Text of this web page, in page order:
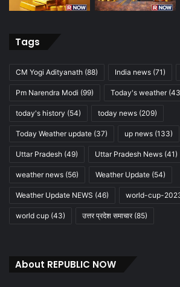
Tags
CM Yogi Adityanath (88) India news (71)
Pm Narendra Modi (99) Today's weather
today's history (54) today news (209)
Today Weather update (37) up news (133)
Uttar Pradesh (49) Uttar Pradesh News (41)
weather news (56) Weather Update (54)
Weather Update NEWS (46) world-cup-
world cup (43) उत्तर प्रदेश समाचार(85)
About REPUBLIC NOW